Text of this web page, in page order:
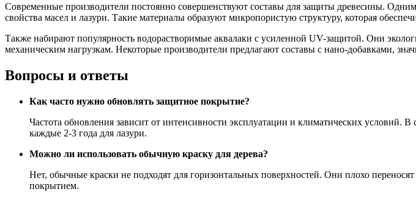
Современные производители постоянно совершенствуют составы для защиты древесины.
свойства масел и лазури. Такие материалы образуют микропористую структуру, которая
Также набирают популярность водорастворимые аквалаки с усиленной UV-защитой. Они
механическим нагрузкам. Некоторые производители предлагают составы с нано-добавками,
Вопросы и ответы
Как часто нужно обновлять защитное покрытие?
Частота обновления зависит от интенсивности эксплуатации и климатических условий.
каждые 2-3 года для лазури.
Можно ли использовать обычную краску для дерева?
Нет, обычные краски не подходят для горизонтальных поверхностей. Они плохо
покрытием.